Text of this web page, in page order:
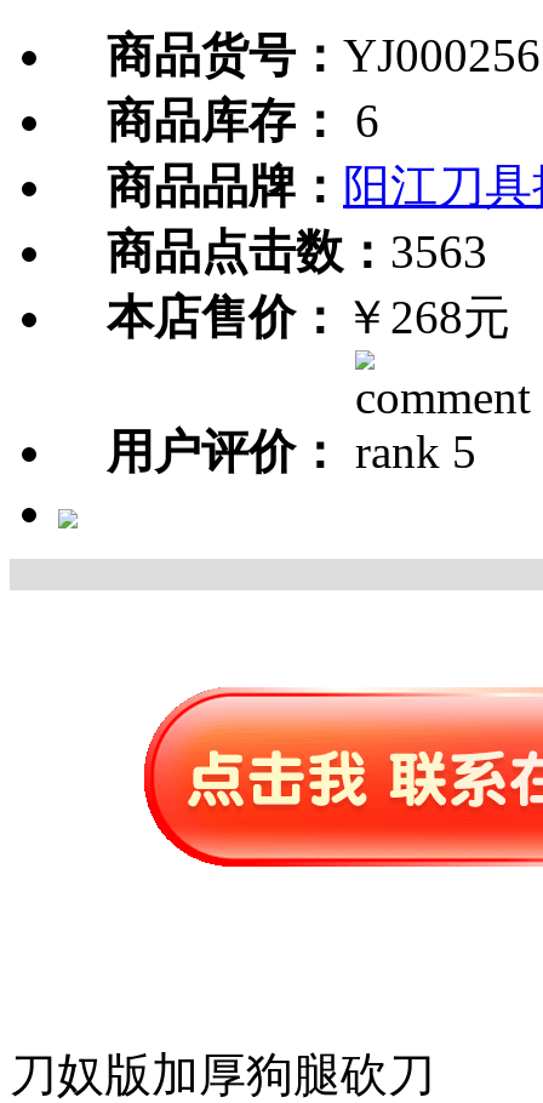
商品货号： YJ000256
商品库存：
6
商品品牌： 阳江刀
商品点击数： 3563
本店售价： ￥268元
用户评价：
刀奴版加厚狗腿砍刀